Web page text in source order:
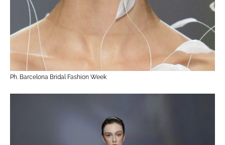
Ph. Barcelona Bridal Fashion Week